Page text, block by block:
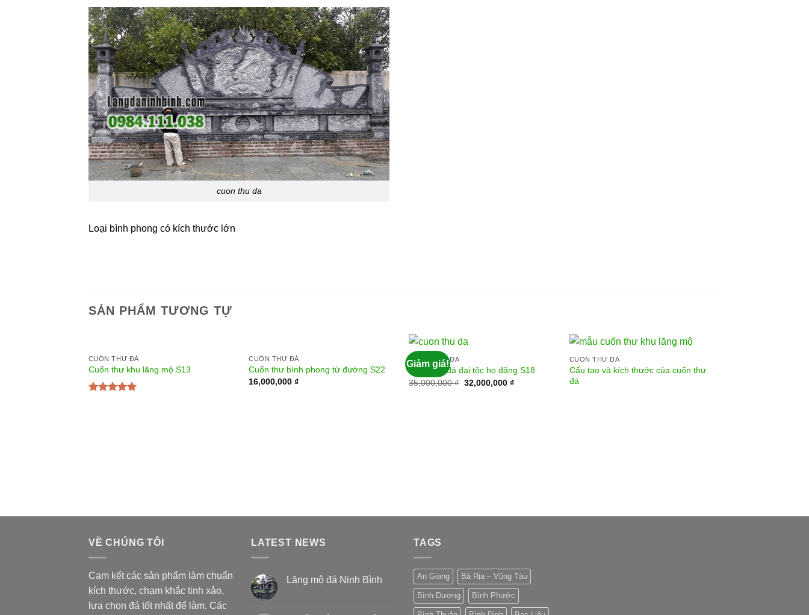
cuon thu da
Loại bình phong có kích thước lớn
SẢN PHẨM TƯƠNG TỰ
CUỐN THƯ ĐÁ
Cuốn thư khu lăng mộ S13
CUỐN THƯ ĐÁ
Cuốn thư bình phong từ đường S22
16,000,000₫
Giảm giá!
CUỐN THƯ ĐÁ
Cuốn thư đá đại tộc họ đặng S18
35,000,000₫ 32,000,000 ₫
CUỐN THƯ ĐÁ
Cấu tao và kích thước của cuốn thư
đá
VỀ CHÚNG TÔI
Cam kết các sản phẩm làm chuẩn
kích thước, chạm khắc tinh xảo,
lựa chọn đá tốt nhất để làm. Các
LATEST NEWS
Lăng mộ đá Ninh Bình
TAGS
An Giang Bà Rịa – Vũng Tàu
Bình Dương Bình Phước